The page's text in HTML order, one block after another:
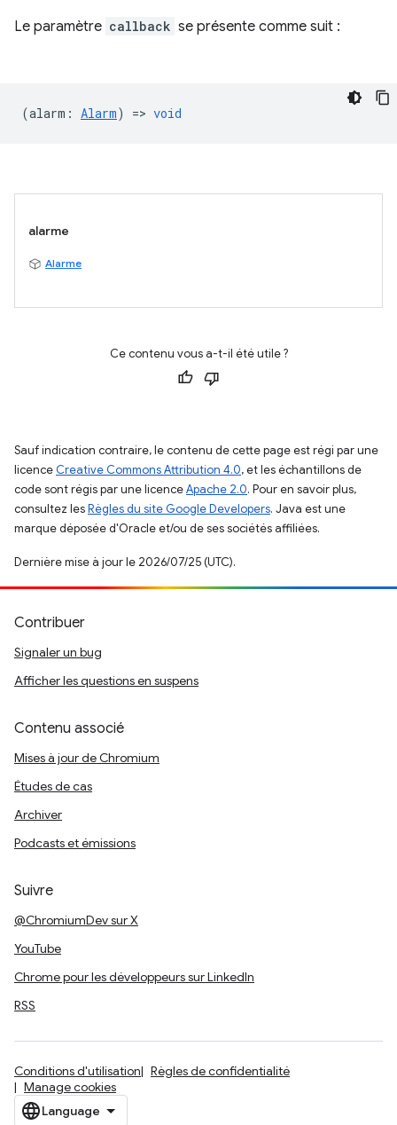
Le paramètre callback se présente comme suit :
(alarm : Alarm) => void
alarme
Alarme
Ce contenu vous a-t-il été utile ?
Sauf indication contraire, le contenu de cette page est régi par une
licence Creative Commons Attribution 4.0, et les échantillons de
code sont régis par une licenceApache 2.0. Pour en savoir plus,
consultez lesRègles du site Google Developers. Java est une
marque déposée d'Oracle et/ou de ses sociétés affiliées.
Dernière mise à jour le 2026/07/25 (UTC).
Contribuer
Signaler un bug
Afficher les questions en suspens
Contenu associé
Mises à jour de Chromium
Études de cas
Archiver
Podcasts et émissions
Suivre
@ChromiumDev sur X
YouTube
Chrome pour les développeurs sur LinkedIn
RSS
Conditions d'utilisation
Règles de confidentialité
Manage cookies